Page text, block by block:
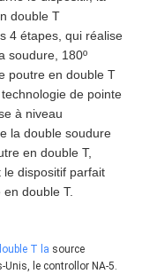
double T
4 étapes, qui réalise
soudure, 180º
poutre en double T
de pointe
à niveau
la double soudure
en double T,
dispositif parfait
double T.
T la source
Unis, le controllor NA-5.